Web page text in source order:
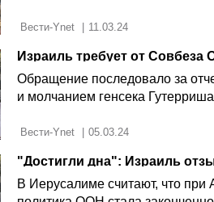
11.03.24
Обращение последовало за
и молчанием генсека Гутерриша
05.03.24
"Достигли дна": Израиль
В Иерусалиме считают, что при